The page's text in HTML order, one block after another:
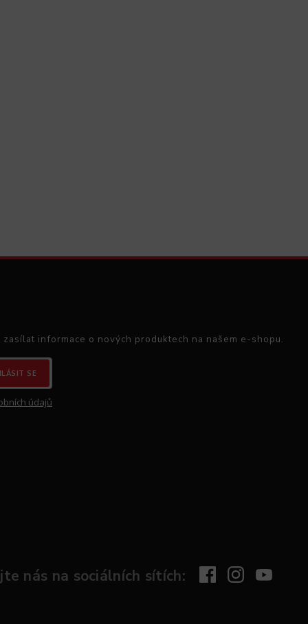
informace o nových produktech na našem e-shopu.
SE
údajů
nás na sociálních sítích: